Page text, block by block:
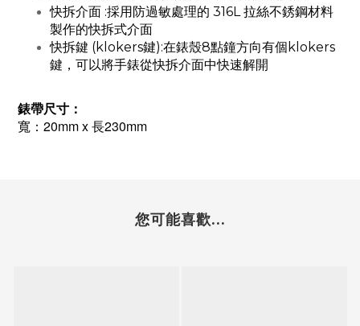
快拆介面 :採用防過敏處理的 316L 拉絲不銹鋼材料
製作的快拆式介面
快拆鍵 (klokers鍵):在錶殼8點鐘方向有個klokers
鍵，可以將手錶從快拆介面中快速解開
錶帶尺寸：
寬：20mm x 長230mm
您可能喜歡...